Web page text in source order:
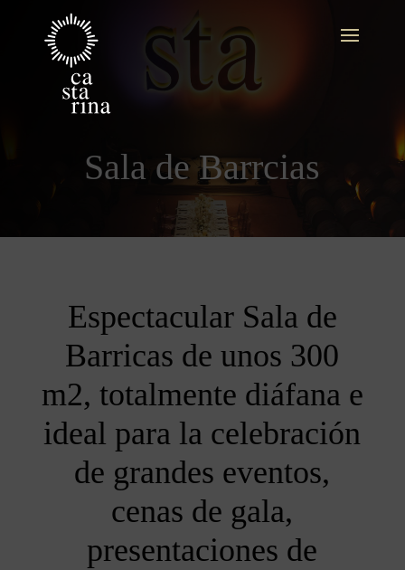
Sala de Barrcias
Espectacular Sala de
Barricas de unos 300
m2, totalmente diáfana e
ideal para la celebración
de grandes eventos,
cenas de gala,
presentaciones de